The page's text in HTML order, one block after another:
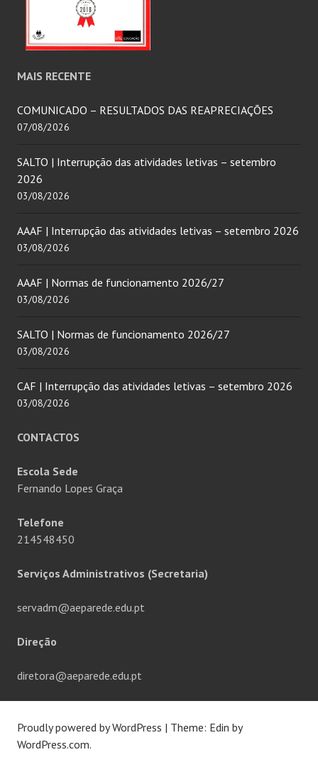
MAIS RECENTE
COMUNICADO – RESULTADOS DAS REAPRECIAÇÕES
07/08/2026
SALTO | Interrupção das atividades letivas – setembro
2026
03/08/2026
AAAF | Interrupção das atividades letivas – setembro 2026
03/08/2026
AAAF | Normas de funcionamento 2026/27
03/08/2026
SALTO | Normas de funcionamento 2026/27
03/08/2026
CAF | Interrupção das atividades letivas – setembro 2026
03/08/2026
CONTACTOS
Escola Sede
Fernando Lopes Graça
Telefone
214548450
Serviços Administrativos (Secretaria)
servadm@aeparede.edu.pt
Direção
diretora@aeparede.edu.pt
Proudly powered by WordPress | Theme: Edin by
WordPress.com.